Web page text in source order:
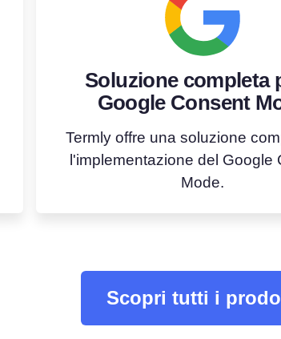
Soluzione completa
Google Consent
Termly offre una soluzione
l'implementazione del Google
Mode.
Scopri tutti i